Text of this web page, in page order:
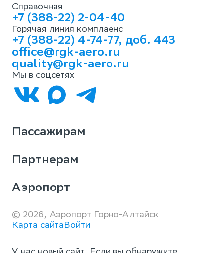
Справочная
+7 (388-22) 2-04-40
Горячая линия комплаенс
+7 (388-22) 4-74-77, доб. 443
office@rgk-aero.ru
quality@rgk-aero.ru
Мы в соцсетях
Пассажирам
Партнерам
Аэропорт
© 2026, Аэропорт Горно-Алтайск
Карта сайтаВойти